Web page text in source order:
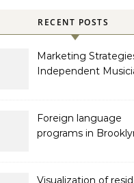
RECENT POSTS
Marketing
Independent
Foreign language
programs in
Visualization of